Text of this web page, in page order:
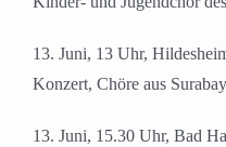
13. Juni, 13 Uhr,
Konzert, Chöre aus
13. Juni, 15.30 Uhr, Bad